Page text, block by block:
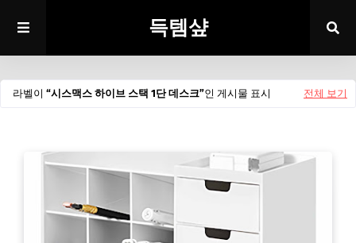
득템샾
라벨이 시스맥스 하이브 스택 1단 데스크 인 게시물 표시 전체 보기